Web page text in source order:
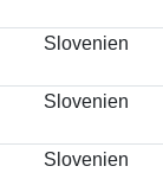
Slovenien
Slovenien
Slovenien